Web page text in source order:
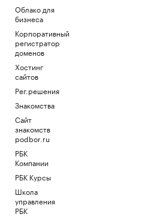
Облако для
бизнеса
Корпоративный
регистратор
доменов
Хостинг
сайтов
Рег.решения
Знакомства
Сайт
знакомств
podbor.ru
РБК
Компании
РБК Курсы
Школа
управления
РБК